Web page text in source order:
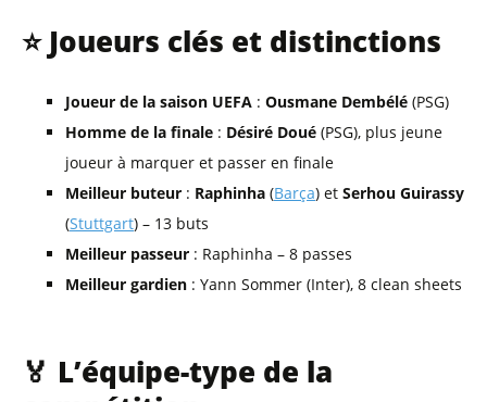
⭐ Joueurs clés et distinctions
Joueur de la saison UEFA : Ousmane Dembélé (PSG)
Homme de la finale : Désiré Doué (PSG), plus jeune
joueur à marquer et passer en finale
Meilleur buteur : Raphinha (Barça) et Serhou Guirassy
(Stuttgart) – 13 buts
Meilleur passeur : Raphinha – 8 passes
Meilleur gardien : Yann Sommer (Inter), 8 clean sheets
🏅 L’équipe-type de la